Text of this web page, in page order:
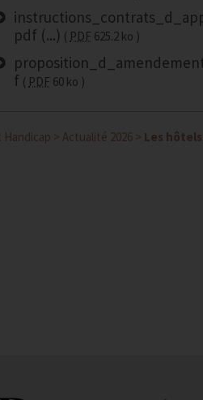
pdf (...)
PDF 625.2 ko
f
PDF 60 ko
Handicap > Actualité 2026 > Les